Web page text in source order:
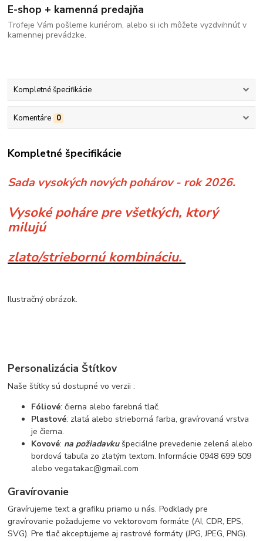
E-shop + kamenná predajňa
Trofeje Vám pošleme kuriérom, alebo si ich môžete vyzdvihnúť v
kamennej prevádzke.
Kompletné špecifikácie
Komentáre 0
Kompletné špecifikácie
Sada vysokých nových pohárov - rok 2026.
Vysoké poháre pre všetkých, ktorý
milujú
zlato/striebornú kombináciu.
Ilustračný obrázok.
Personalizácia Štítkov
Naše štítky sú dostupné vo verzii :
Fóliové: čierna alebo farebná tlač.
Plastové: zlatá alebo strieborná farba, gravírovaná vrstva
je čierna.
Kovové: na požiadavkušpeciálne prevedenie zelená alebo
bordová tabuľa zo zlatým textom. Informácie 0948 699 509
alebo vegatakac@gmail.com
Gravírovanie
Gravírujeme text a grafiku priamo u nás. Podklady pre
gravírovanie požadujeme vo vektorovom formáte (AI, CDR, EPS,
SVG). Pre tlač akceptujeme aj rastrové formáty (JPG, JPEG, PNG).